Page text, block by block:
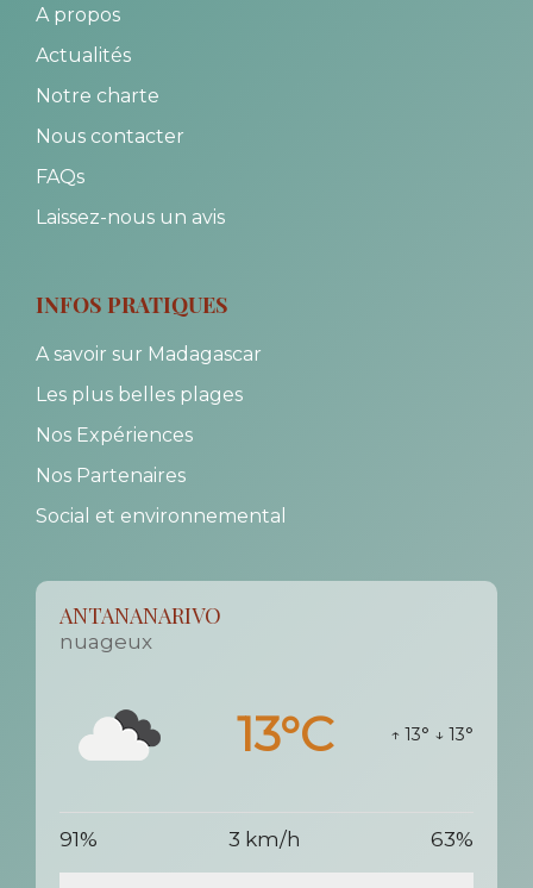
A propos
Actualités
Notre charte
Nous contacter
FAQs
Laissez-nous un avis
INFOS PRATIQUES
A savoir sur Madagascar
Les plus belles plages
Nos Expériences
Nos Partenaires
Social et environnemental
ANTANANARIVO
nuageux
13°C ↑ 13° ↓ 13°
91% 3 km/h 63%